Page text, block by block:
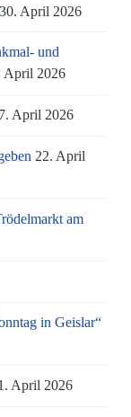
30. April 2026
und
April 2026
April 2026
22. April
am
in Geislar“
April 2026